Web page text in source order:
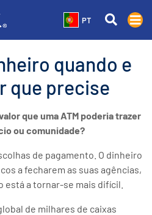
PT
quando e
que precise
que uma ATM poderia trazer
ou comunidade?
de pagamento. O dinheiro
a fecharem as suas agências,
está a tornar-se mais difícil.
de milhares de caixas